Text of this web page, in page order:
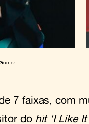
7 faixas, com
do hit ‘I Like It’